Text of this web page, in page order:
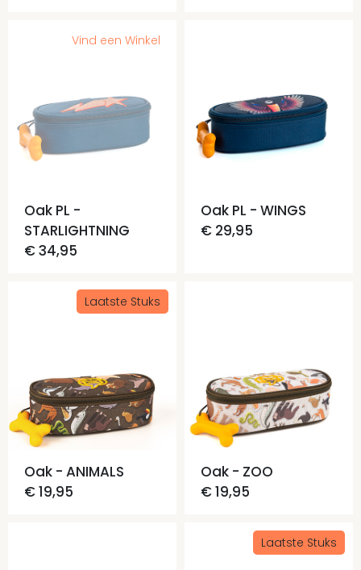
Vind een Winkel
Oak PL -
STARLIGHTNING
€ 34,95
Oak PL - WINGS
€ 29,95
Laatste Stuks
Oak - ANIMALS
€ 19,95
Oak - ZOO
€ 19,95
Laatste Stuks